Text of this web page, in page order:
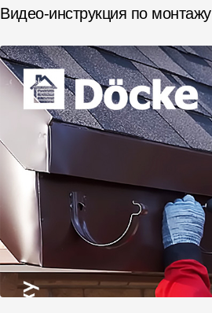
Видео-инструкция по монтажу